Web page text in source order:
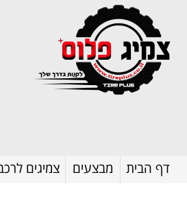
דף הבית מבצעים צמיגים